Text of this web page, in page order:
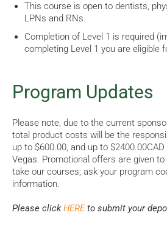
This course is open to dentists,
LPNs and RNs.
Completion of Level 1 is required
completing Level 1 you are eligible
Program Updates
Please note, due to the current
total product costs will be the
up to $600.00, and up to $2400.00CAD
Vegas. Promotional offers are given
take our courses; ask your program
information.
Please clickHEREto submit your